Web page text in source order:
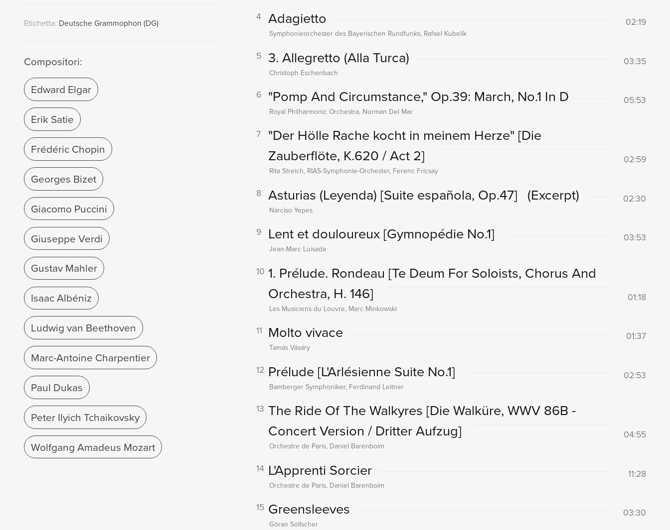
Etichetta: Deutsche Grammophon (DG)
Compositori:
Edward Elgar
Erik Satie
Frédéric Chopin
Georges Bizet
Giacomo Puccini
Giuseppe Verdi
Gustav Mahler
Isaac Albéniz
Ludwig van Beethoven
Marc-Antoine Charpentier
Paul Dukas
Peter Ilyich Tchaikovsky
Wolfgang Amadeus Mozart
4 Adagietto 02:19
Symphonieorchester des Bayerischen Rundfunks, Rafael Kubelík
5 3. Allegretto (Alla Turca) 03:35
Christoph Eschenbach
6 "Pomp And Circumstance," Op.39: March, No.1 In D 05:53
Royal Philharmonic Orchestra, Norman Del Mar
7 "Der Hölle Rache kocht in meinem Herze" [Die
Zauberflöte, K.620 / Act 2]
02:59
Rita Streich, RIAS-Symphonie-Orchester, Ferenc Fricsay
8 Asturias (Leyenda) [Suite española, Op.47] (Excerpt) 02:30
Narciso Yepes
9 Lent et douloureux[Gymnopédie No.1] 03:53
Jean-Marc Luisada
10 1. Prélude. Rondeau [Te Deum For Soloists, Chorus And
Orchestra, H. 146]
01:18
Les Musiciens du Louvre, Marc Minkowski
11 Molto vivace 01:37
Tamás Vásáry
12 Prélude[L'Arlésienne Suite No.1] 02:53
Bamberger Symphoniker, Ferdinand Leitner
13 The Ride Of The Walkyres [Die Walküre, WWV 86B -
Concert Version / Dritter Aufzug]
04:55
Orchestre de Paris, Daniel Barenboim
14 L'Apprenti Sorcier 11:28
Orchestre de Paris, Daniel Barenboim
15 Greensleeves 03:30
Göran Söllscher